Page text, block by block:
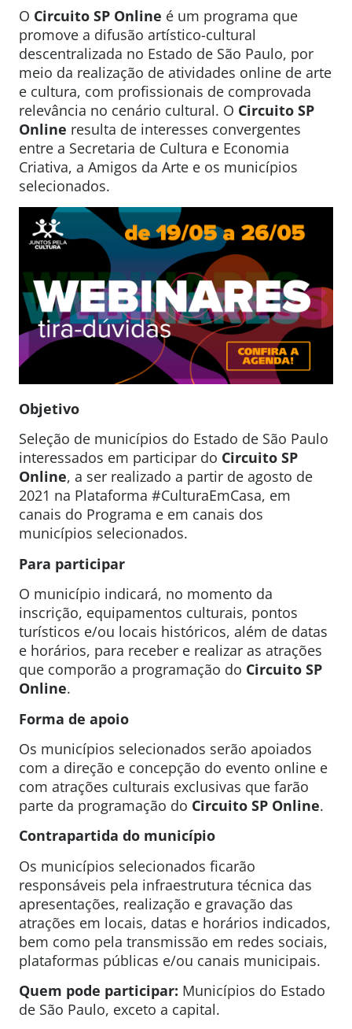
O Circuito SP Online é um programa que
promove a difusão artístico-cultural
descentralizada no Estado de São Paulo, por
meio da realização de atividades online de arte
e cultura, com profissionais de comprovada
relevância no cenário cultural. O Circuito SP
Online resulta de interesses convergentes
entre a Secretaria de Cultura e Economia
Criativa, a Amigos da Arte e os municípios
selecionados.
Objetivo
Seleção de municípios do Estado de São Paulo
interessados em participar do Circuito SP
Online, a ser realizado a partir de agosto de
2021 na Plataforma #CulturaEmCasa, em
canais do Programa e em canais dos
municípios selecionados.
Para participar
O município indicará, no momento da
inscrição, equipamentos culturais, pontos
turísticos e/ou locais históricos, além de datas
e horários, para receber e realizar as atrações
que comporão a programação do Circuito SP
Online.
Forma de apoio
Os municípios selecionados serão apoiados
com a direção e concepção do evento online e
com atrações culturais exclusivas que farão
parte da programação do Circuito SP Online.
Contrapartida do município
Os municípios selecionados ficarão
responsáveis pela infraestrutura técnica das
apresentações, realização e gravação das
atrações em locais, datas e horários indicados,
bem como pela transmissão em redes sociais,
plataformas públicas e/ou canais municipais.
Quem pode participar: Municípios do Estado
de São Paulo, exceto a capital.